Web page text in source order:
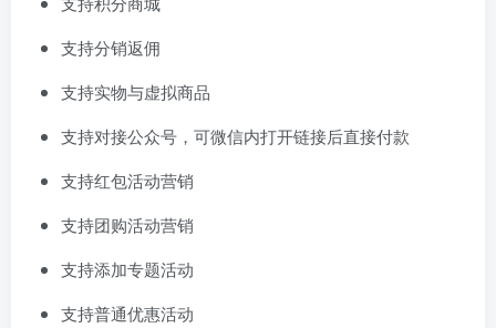
支持分销返佣
支持实物与虚拟商品
支持对接公众号，可微信内打开链接后直接付款
支持红包活动营销
支持团购活动营销
支持添加专题活动
支持普通优惠活动